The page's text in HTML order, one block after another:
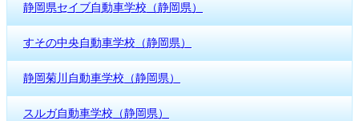
静岡県セイブ自動車学校（静岡県）
すその中央自動車学校（静岡県）
静岡菊川自動車学校（静岡県）
スルガ自動車学校（静岡県）